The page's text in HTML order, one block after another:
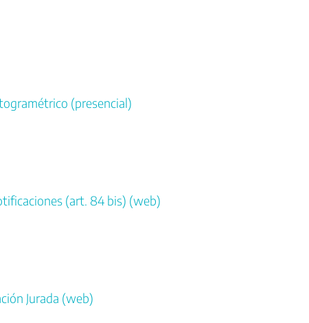
(presencial)
(art. 84 bis) (web)
Jurada (web)